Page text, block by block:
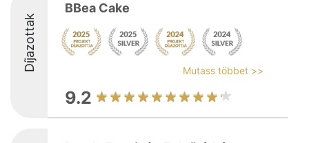
Díjazottak
BBea Cake
Mutass többet >>
9.2